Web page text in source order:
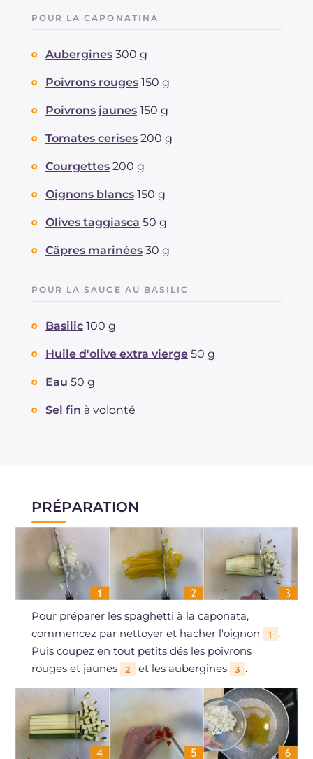
POUR LA CAPONATINA
Aubergines 300 g
Poivrons rouges 150 g
Poivrons jaunes 150 g
Tomates cerises 200 g
Courgettes 200 g
Oignons blancs 150 g
Olives taggiasca 50 g
Câpres marinées 30 g
POUR LA SAUCE AU BASILIC
Basilic 100 g
Huile d'olive extra vierge 50 g
Eau 50 g
Sel fin à volonté
PRÉPARATION
Pour préparer les spaghetti à la caponata,
commencez par nettoyer et hacher l'oignon
1
.
Puis coupez en tout petits dés les poivrons
rouges et jaunes
2 et les aubergines 3 .